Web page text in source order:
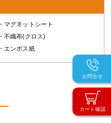
カート確認
お問合せ
・マグネットシート
・不織布(クロス)
・エンボス紙